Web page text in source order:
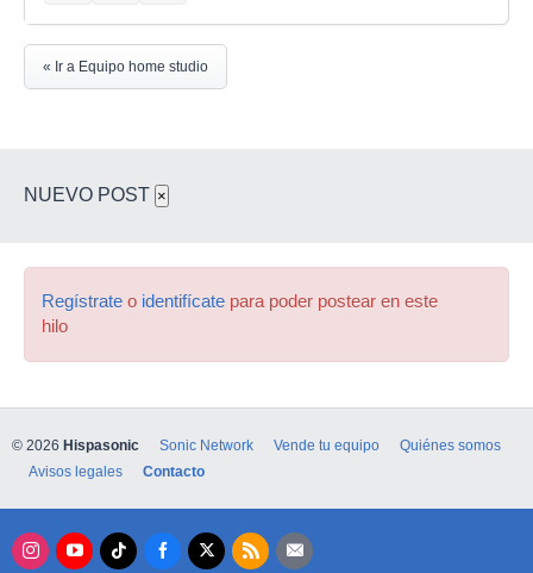
« Ir a Equipo home studio
NUEVO POST ×
Regístrate o identifícate para poder postear en este
hilo
© 2026 Hispasonic Sonic Network Vende tu equipo
Quiénes somos
Avisos legales
Contacto